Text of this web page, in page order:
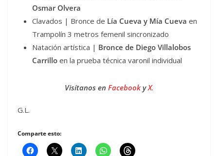
Osmar Olvera
Clavados | Bronce de Lía Cueva y Mía Cueva en
Trampolín 3 metros femenil sincronizado
Natación artística | Bronce de Diego Villalobos
Carrillo en la prueba técnica varonil individual
Visítanos en FacebookyX.
G.L.
Comparte esto: